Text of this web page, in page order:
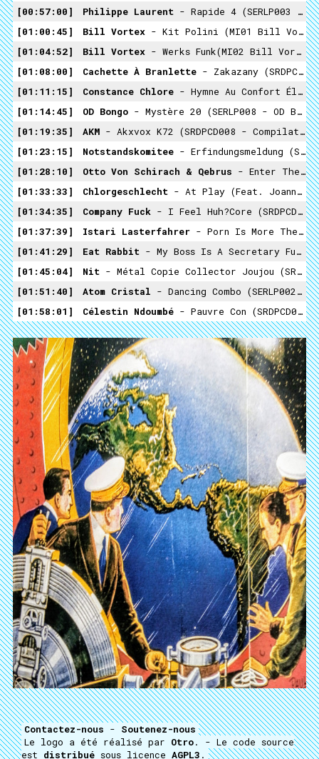
00:57:00
Philippe Laurent - Rapide 4 (SERLP003 - Philippe Laurent - Cassettes)
01:00:45
Bill Vortex - Kit Polini (MI01 Bill Vortex - Musiques Imaginogènes Vol.1)
01:04:52
Bill Vortex - Werks Funk(MI02 Bill Vortex - Musiques Imaginogènes Vol.2 À Venir)
01:08:00
Cachette À Branlette - Zakazany (SRDPCD005 - Compilation Festival Serendip 2015)
01:11:15
Constance Chlore - Hymne Au Confort Électroménager (Cha Cha Guitry Cover) (SRDPCD007 - Compilation Festival Serendip 2017)
01:14:45
OD Bongo - Mystère 20 (SERLP008 - OD Bongo - Nobium Beats)
01:19:35
AKM - Akxvox K72 (SRDPCD008 - Compilation Festival Serendip 2018)
01:23:15
Notstandskomitee - Erfindungsmeldung (SERK7002 - Notstandskomitee - Release Candidate)
01:28:10
Otto Von Schirach & Qebrus - Enter The Sacred Triangle (SERLP011 Otto Von Schirach & Qebrus - Ottobrus, À Venir)
01:33:33
Chlorgeschlecht - At Play (feat. Joanna Preiss) (Chlorgeschlecht - Sounds For The Jetset, Unreleased)
01:34:35
Company Fuck - I Feel Huh?core (SRDPCD001 - Compilation Festival Serendip 2010)
01:37:39
Istari Lasterfahrer - Porn Is More Then Hardcore (SRDPCD002 - Compilation Festival Serendip 2011)
01:41:29
Eat Rabbit - My Boss Is A Secretary Fucker (SRDPCD001 - Compilation Festival Serendip 2010)
01:45:04
Nit - Métal Copie Collector Joujou (SRDPCD005 - Compilation Festival Serendip 2015)
01:51:40
Atom Cristal - Dancing Combo (SERLP002 - Atom Cristal & Satellite - 1979-85)
01:58:01
Célestin Ndoumbé - Pauvre Con (SRDPCD007 - Compilation Festival Serendip 2017, SERK7004 À Venir)
Contactez-nous - Soutenez-nous
Le logo a été réalisé par Otro. - Le code source
est distribué sous licence AGPL3 .